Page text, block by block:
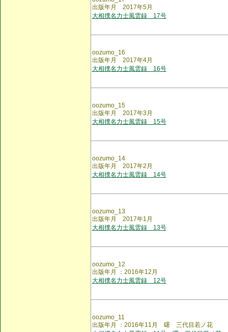
出版年月 2017年5月
大相撲名力士風雲録 17号
oozumo_16
出版年月 2017年4月
大相撲名力士風雲録 16号
oozumo_15
出版年月 2017年3月
大相撲名力士風雲録 15号
oozumo_14
出版年月 2017年2月
大相撲名力士風雲録 14号
oozumo_13
出版年月 2017年1月
大相撲名力士風雲録 13号
oozumo_12
出版年月 ：2016年12月
大相撲名力士風雲録 12号
oozumo_11
出版年月 ：2016年11月 曙 三代目若ノ花